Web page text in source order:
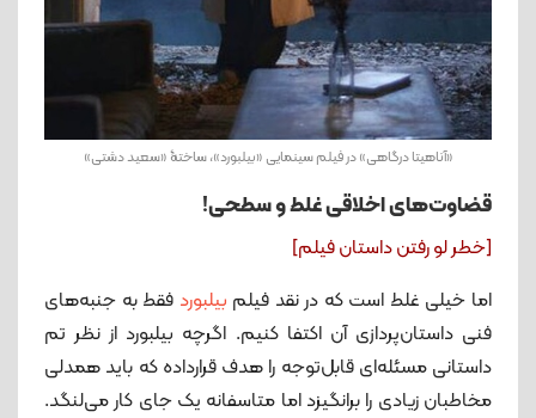
«آناهیتا درگاهی» در فیلم سینمایی «بیلبورد»، ساختۀ «سعید دشتی»
قضاوت‌های اخلاقی غلط و سطحی!
[خطر لو رفتن داستان فیلم]
اما خیلی غلط است که در نقد فیلم بیلبورد فقط به جنبه‌های
فنی داستان‌پردازی آن اکتفا کنیم. اگرچه بیلبورد از نظر تم
داستانی مسئله‌ای قابل‌توجه را هدف قرارداده که باید همدلی
مخاطبان زیادی را برانگیزد اما متاسفانه یک جای کار می‌لنگد.